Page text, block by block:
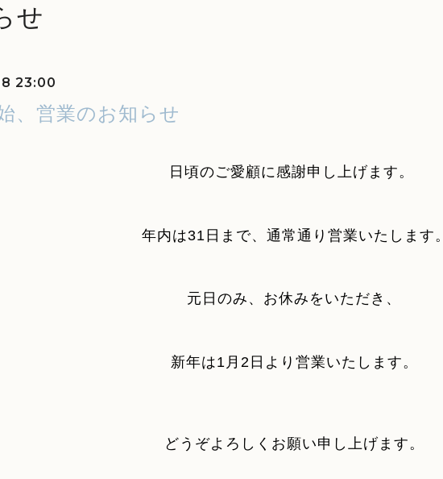
せ
23:00
、営業のお知らせ
日頃のご愛顧に感謝申し上げます。
年内は31日まで、 通常通り 営業いたします。
元日のみ、お休みをいただき、
新年は1月2日より営業いたします。
どうぞよろしくお願い申し上げます。